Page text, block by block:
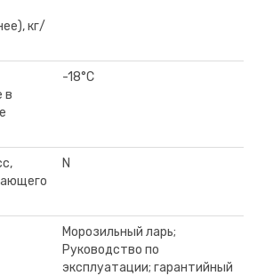
кг/
в
-18°C
N
Морозильный ларь;
Руководство по
эксплуатации; гарантийный